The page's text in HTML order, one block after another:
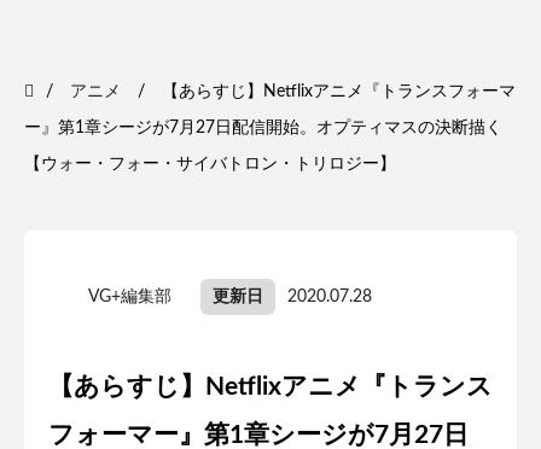
アニメ 【あらすじ】Netflixアニメ『トランスフォーマ
ー』第1章シージが7月27日配信開始。オプティマスの決断描く
【ウォー・フォー・サイバトロン・トリロジー】
VG+編集部 更新日 2020.07.28
【あらすじ】Netflixアニメ『トランス
フォーマー』第1章シージが7月27日